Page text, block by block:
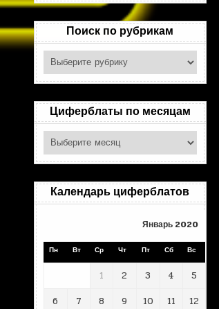
Поиск по рубрикам
Поиск
рубрикам
Циферблаты по месяцам
Циферблаты
месяцам
Календарь циферблатов
Январь 2020
Пн Вт Ср Чт Пт Сб Вс
1 2 3 4
5
6
7 8 9 10 11
12